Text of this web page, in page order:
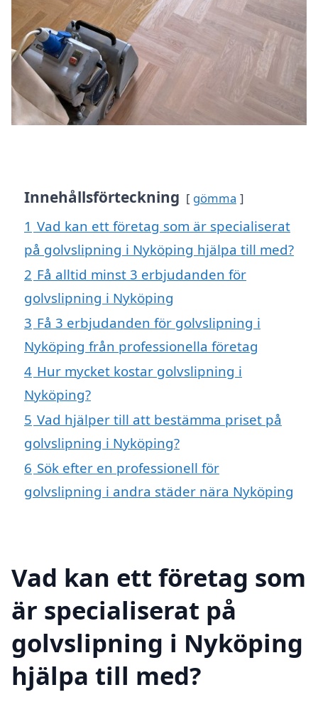
Innehållsförteckning gömma
1 Vad kan ett företag som är specialiserat
på golvslipning i Nyköping hjälpa till med?
2 Få alltid minst 3 erbjudanden för
golvslipning i Nyköping
3 Få 3 erbjudanden för golvslipning i
Nyköping från professionella företag
4 Hur mycket kostar golvslipning i
Nyköping?
5 Vad hjälper till att bestämma priset på
golvslipning i Nyköping?
6 Sök efter en professionell för
golvslipning i andra städer nära Nyköping
Vad kan ett företag som
är specialiserat på
golvslipning i Nyköping
hjälpa till med?